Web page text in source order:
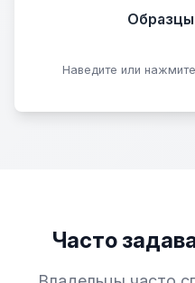
Наведите или
Часто